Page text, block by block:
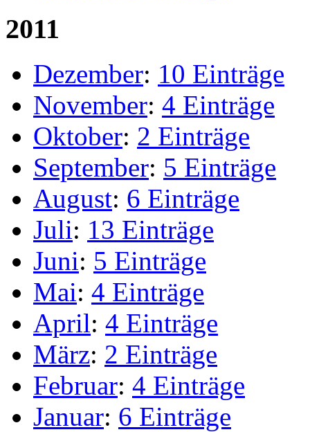
2011
Dezember: 10 Einträge
November: 4 Einträge
Oktober: 2 Einträge
September: 5 Einträge
August: 6 Einträge
Juli: 13 Einträge
Juni: 5 Einträge
Mai: 4 Einträge
April: 4 Einträge
März: 2 Einträge
Februar: 4 Einträge
Januar: 6 Einträge